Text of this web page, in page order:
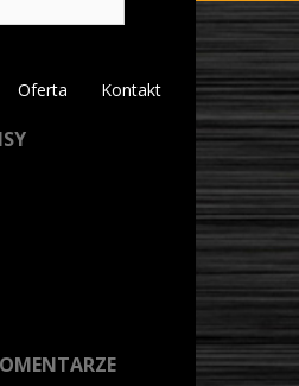
Oferta Kontakt